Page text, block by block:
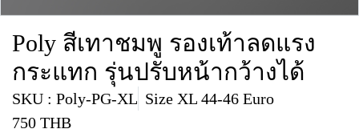
Poly สีเทาชมพู รองเท้าลดแรง
กระแทก รุ่นปรับหน้ากว้างได้
SKU : Poly-PG-XL Size XL 44-46 Euro
750 THB